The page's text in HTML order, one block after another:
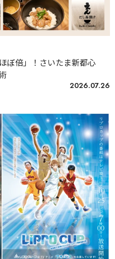
ぼ倍」！さいたま新都心
2026.07.26